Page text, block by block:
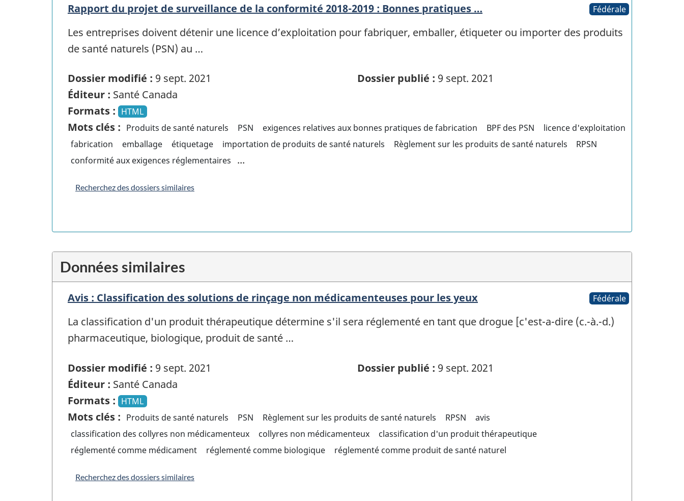
Rapport du projet de surveillance de la conformité 2018-2019 : Bonnes pratiques … Fédérale
Les entreprises doivent détenir une licence d’exploitation pour fabriquer, emballer, étiqueter ou importer des produits
de santé naturels (PSN) au …
Dossier modifié : 9 sept. 2021 Dossier publié : 9 sept. 2021
Éditeur : Santé Canada
Formats : HTML
Mots clés : Produits de santé naturels PSN exigences relatives aux bonnes pratiques de fabrication BPF des PSN
licence d'exploitation
fabrication
emballage étiquetage importation de produits de santé naturels Règlement sur les produits de santé naturels
RPSN
conformité aux exigences réglementaires
...
Recherchez des dossiers similaires
Données similaires
Avis : Classification des solutions de rinçage non médicamenteuses pour les yeux Fédérale
La classification d'un produit thérapeutique détermine s'il sera réglementé en tant que drogue [c'est-a-dire (c.-à.-d.)
pharmaceutique, biologique, produit de santé …
Dossier modifié : 9 sept. 2021 Dossier publié : 9 sept. 2021
Éditeur : Santé Canada
Formats : HTML
Mots clés : Produits de santé naturels PSN Règlement sur les produits de santé naturels RPSN
avis
classification des collyres non médicamenteux
collyres non médicamenteux
classification d'un produit thérapeutique
réglementé comme médicament
réglementé comme biologique réglementé comme produit de santé naturel
Recherchez des dossiers similaires